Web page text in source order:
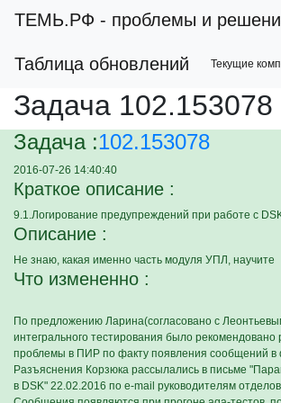
ТЕМЬ.РФ - проблемы и
Таблица обновлений Текущие
Задача 102.153078
Задача :102.153078
2016-07-26 14:40:40
Краткое описание :
9.1.Логирование предупреждений при работе с
Описание :
Не знаю, какая именно часть модуля УПЛ, научите
Что измененно :
По предложению Ларина(согласовано с
интегрального тестирования было рекомендовано
проблемы в ПИР по факту появления сообщений в
Разъяснения Корзюка рассылались в письме
в DSK" 22.02.2016 по e-mail руководителям